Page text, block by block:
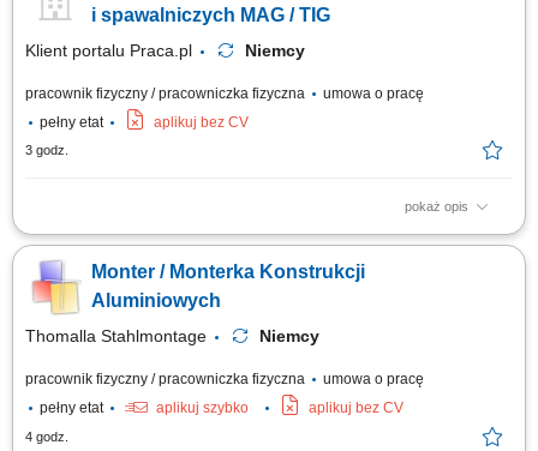
i spawalniczych MAG / TIG
Klient portalu Praca.pl Niemcy
pracownik fizyczny / pracowniczka fizyczna
umowa o pracę
pełny etat
aplikuj bez CV
3 godz.
pokaż opis
Spawanie metodą 135 (MAG) lub 141 (TIG) w zależności od
Monter / Monterka Konstrukcji
Aluminiowych
Thomalla Stahlmontage Niemcy
pracownik fizyczny / pracowniczka fizyczna
umowa o pracę
pełny etat
aplikuj szybko aplikuj bez CV
4 godz.